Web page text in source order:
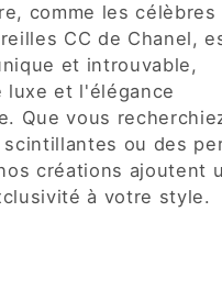
comme les célèbres
CC de Chanel,
et introuvable,
luxe et l'élégance
Que vous
ou des
créations ajoutent
à votre style.